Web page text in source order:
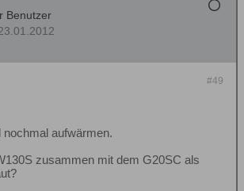
Benutzer
#49
aufwärmen.
zusammen mit dem G20SC als